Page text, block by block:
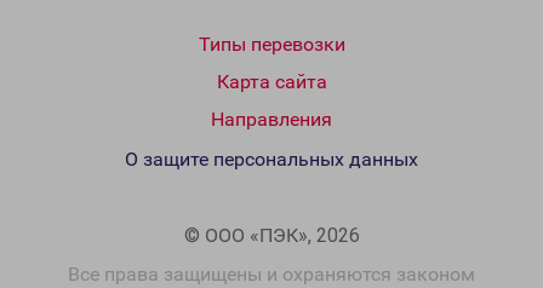
Типы перевозки
Карта сайта
Направления
© ООО «ПЭК», 2026
Все права защищены и охраняются законом
О защите персональных данных